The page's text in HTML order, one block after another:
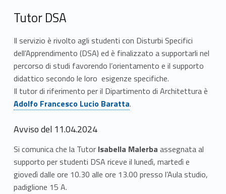
Tutor DSA
Il servizio è rivolto agli studenti con Disturbi Specifici
dell’Apprendimento (DSA) ed è finalizzato a supportarli nel
percorso di studi favorendo l’orientamento e il supporto
didattico secondo le loro esigenze specifiche.
Il tutor di riferimento per il Dipartimento di Architettura è
Adolfo Francesco Lucio Baratta.
Avviso del 11.04.2024
Si comunica che la Tutor Isabella Malerba assegnata al
supporto per studenti DSA riceve il lunedì, martedì e
giovedì dalle ore 10.30 alle ore 13.00 presso l’Aula studio,
padiglione 15 A.